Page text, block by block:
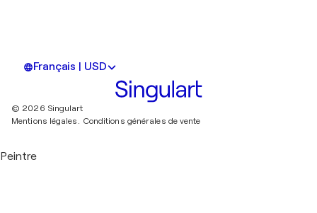
Français | USD
© 2026 Singulart
Mentions légales. Conditions générales de vente
Peintre